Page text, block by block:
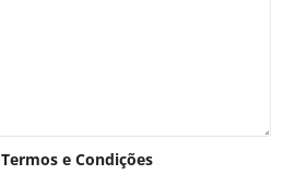
Termos e Condições